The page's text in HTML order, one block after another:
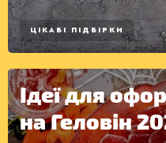
ЦІКАВІ ПІДБІРКИ
Ідеї для
на Геловін